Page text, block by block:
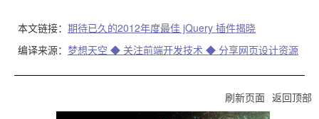
本文链接： 期待已久的2012年度最佳 jQuery 插件揭晓
编译来源： 梦想天空 ◆ 关注前端开发技术 ◆ 分享网页设计资源
刷新页面 返回顶部